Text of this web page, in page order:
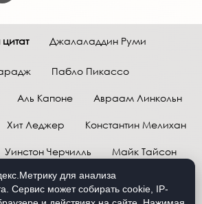
Джалаладдин Руми
Пабло Пикассо
Аль Капоне Авраам Линкольн
Хит Леджер Константин Мелихан
Уинстон Черчилль Майк Тайсон
Гамзатов Грег Плитт
для анализа
Сервис может собирать cookie, IP-